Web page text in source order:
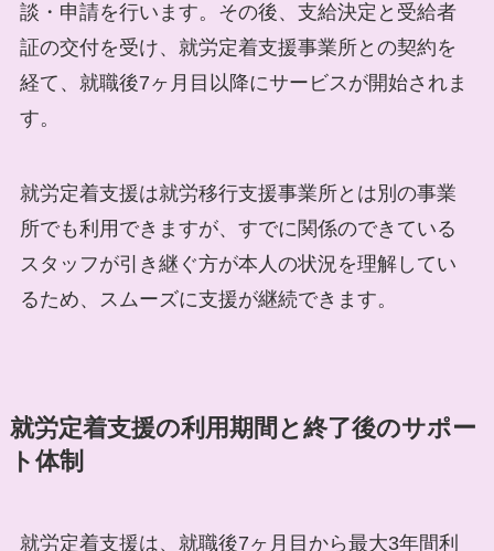
談・申請を行います。その後、支給決定と受給者
証の交付を受け、就労定着支援事業所との契約を
経て、就職後7ヶ月目以降にサービスが開始されま
す。
就労定着支援は就労移行支援事業所とは別の事業
所でも利用できますが、すでに関係のできている
スタッフが引き継ぐ方が本人の状況を理解してい
るため、スムーズに支援が継続できます。
就労定着支援の利用期間と終了後のサポー
ト体制
就労定着支援は、就職後7ヶ月目から最大3年間利